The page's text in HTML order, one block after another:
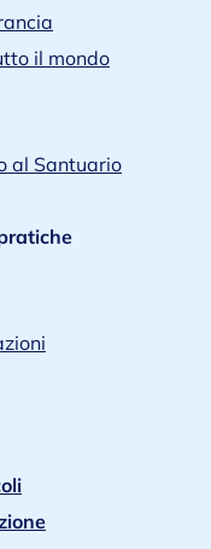
il mondo
al Santuario